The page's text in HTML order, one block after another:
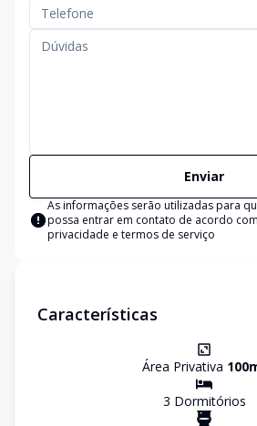
Enviar
As informações serão utilizadas para
possa entrar em contato de acordo
privacidade e termos de serviço
Características
Área Privativa 100
3 Dormitórios